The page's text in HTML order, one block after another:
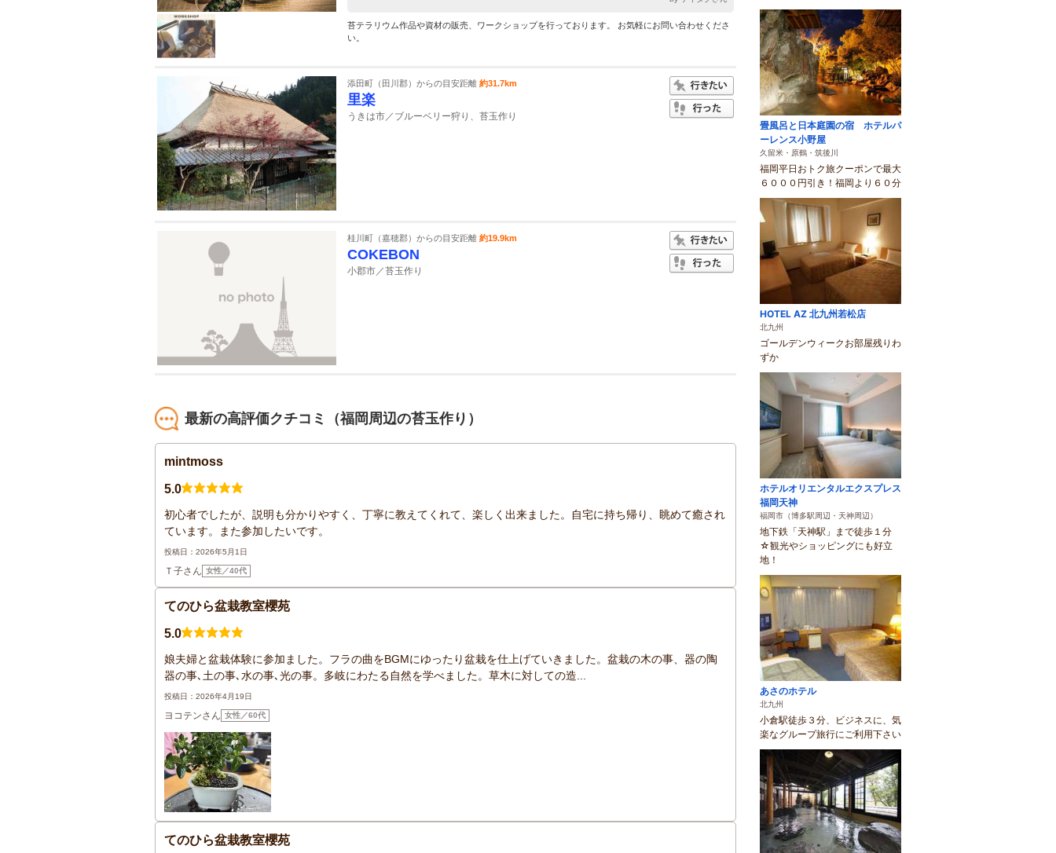
苔テラリウム作品や資材の販売、ワークショップを行っております。 お気軽にお問い合わせくださ
い。
添田町（田川郡）からの目安距離 約31.7km
里楽
うきは市／ブルーベリー狩り、苔玉作り
桂川町（嘉穂郡）からの目安距離 約19.9km
COKEBON
小郡市／苔玉作り
最新の高評価クチコミ（福岡周辺の苔玉作り）
mintmoss
5.0
初心者でしたが、説明も分かりやすく、丁寧に教えてくれて、楽しく出来ました。自宅に持ち帰り、眺めて癒され
ています。また参加したいです。
投稿日：2026年5月1日
Ｔ子さん 女性／40代
てのひら盆栽教室櫻苑
5.0
娘夫婦と盆栽体験に参加ました。フラの曲をBGMにゆったり盆栽を仕上げていきました。盆栽の木の事、器の陶
器の事､土の事､水の事､光の事。多岐にわたる自然を学べました。草木に対しての造...
投稿日：2026年4月19日
ヨコテンさん 女性／60代
てのひら盆栽教室櫻苑
畳風呂と日本庭園の宿 ホテルパ
ーレンス小野屋
久留米・原鶴・筑後川
福岡平日おトク旅クーポンで最大
６０００円引き！福岡より６０分
HOTEL AZ 北九州若松店
北九州
ゴールデンウィークお部屋残りわ
ずか
ホテルオリエンタルエクスプレス
福岡天神
福岡市（博多駅周辺・天神周辺）
地下鉄「天神駅」まで徒歩１分
☆観光やショッピングにも好立
地！
あさのホテル
北九州
小倉駅徒歩３分、ビジネスに、気
楽なグループ旅行にご利用下さい